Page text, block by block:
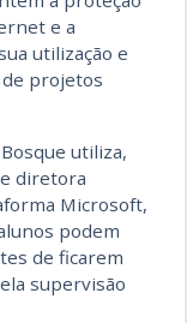
e a
utilização e
projetos
utiliza,
diretora
Microsoft,
podem
de ficarem
supervisão